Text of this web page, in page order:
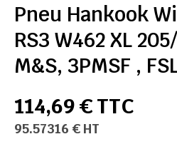
Pneu Hankook
RS3 W462 XL
M&S, 3PMSF ,
114,69 € TTC
95.57316 € HT